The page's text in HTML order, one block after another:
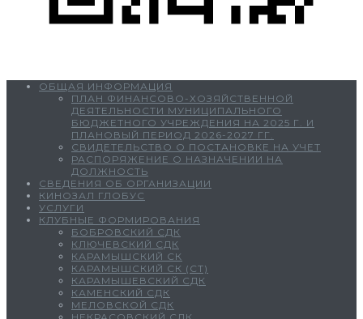
ОБЩАЯ ИНФОРМАЦИЯ
ПЛАН ФИНАНСОВО-ХОЗЯЙСТВЕННОЙ
ДЕЯТЕЛЬНОСТИ МУНИЦИПАЛЬНОГО
БЮДЖЕТНОГО УЧРЕЖДЕНИЯ НА 2025 Г. И
ПЛАНОВЫЙ ПЕРИОД 2026-2027 ГГ.
СВИДЕТЕЛЬСТВО О ПОСТАНОВКЕ НА УЧЕТ
РАСПОРЯЖЕНИЕ О НАЗНАЧЕНИИ НА
ДОЛЖНОСТЬ
СВЕДЕНИЯ ОБ ОРГАНИЗАЦИИ
КИНОЗАЛ ГЛОБУС
УСЛУГИ
КЛУБНЫЕ ФОРМИРОВАНИЯ
БОБРОВСКИЙ СДК
КЛЮЧЕВСКИЙ СДК
КАРАМЫШСКИЙ СК
КАРАМЫШСКИЙ СК (СТ)
КАРАМЫШЕВСКИЙ СДК
КАМЕНСКИЙ СДК
МЕЛОВСКОЙ СДК